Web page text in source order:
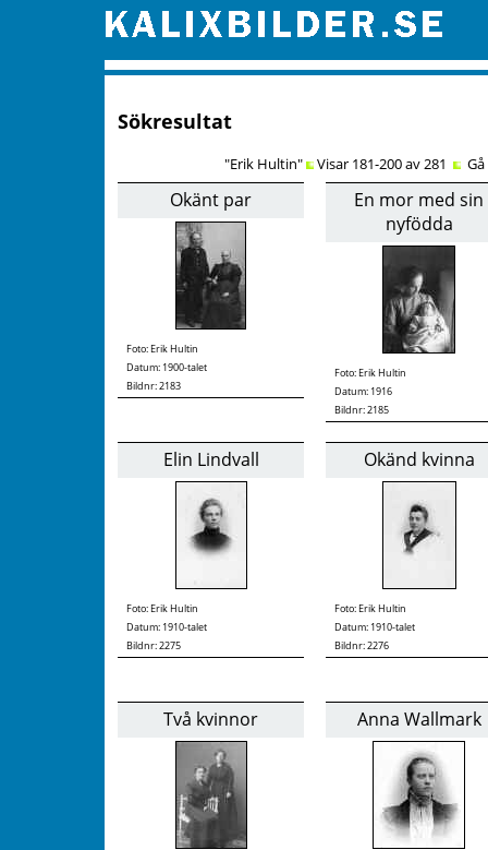
Sökresultat
"Erik Hultin" Visar 181-200 av 281 Gå
Okänt par
Foto:Erik Hultin
Datum: 1900-talet
Bildnr: 2183
En mor med sin
nyfödda
Foto:Erik Hultin
Datum: 1916
Bildnr: 2185
Elin Lindvall
Foto:Erik Hultin
Datum: 1910-talet
Bildnr: 2275
Okänd kvinna
Foto:Erik Hultin
Datum: 1910-talet
Bildnr: 2276
Två kvinnor Anna Wallmark